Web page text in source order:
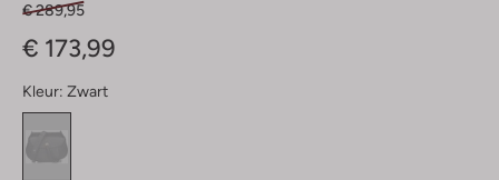
€ 289,95
€ 173,99
Kleur: Zwart